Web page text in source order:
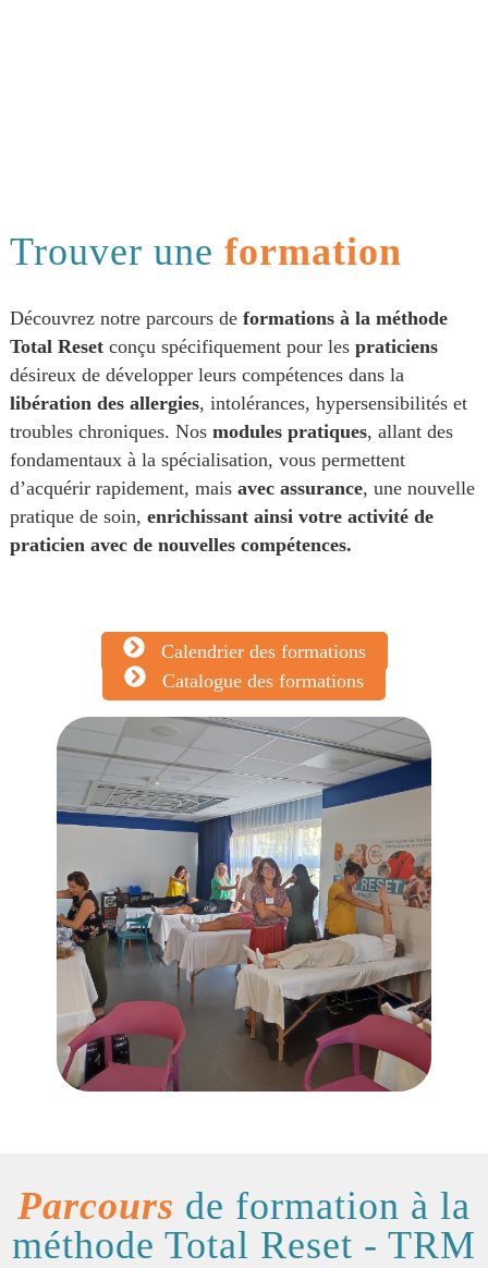
Trouver une formation
Découvrez notre parcours de formations à la méthode
Total Reset conçu spécifiquement pour les praticiens
désireux de développer leurs compétences dans la
libération des allergies, intolérances, hypersensibilités et
troubles chroniques. Nos modules pratiques, allant des
fondamentaux à la spécialisation, vous permettent
d’acquérir rapidement, mais avec assurance, une nouvelle
pratique de soin, enrichissant ainsi votre activité de
praticien avec de nouvelles compétences.
Calendrier des formations
Catalogue des formations
Parcours de formation à la
méthode Total Reset - TRM